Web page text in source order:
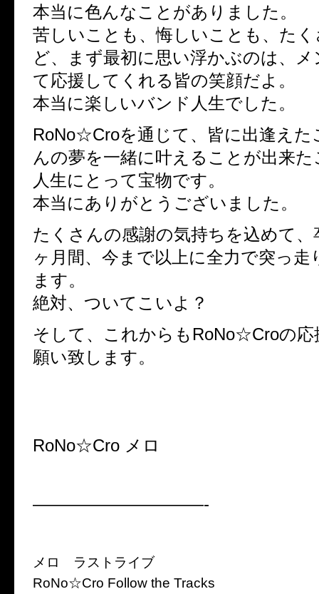
本当に色んなことがありました。
苦しいことも、悔しいことも、た
ど、まず最初に思い浮かぶのは、
て応援してくれる皆の笑顔だよ。
本当に楽しいバンド人生でした。
RoNo☆Croを通じて、皆に出逢えた
んの夢を一緒に叶えることが出来
人生にとって宝物です。
本当にありがとうございました。
たくさんの感謝の気持ちを込めて、
ヶ月間、今まで以上に全力で突っ走
ます。
絶対、ついてこいよ？
そして、これからもRoNo☆Croの応
願い致します。
RoNo☆Cro メロ
——————————-
メロ ラストライブ
RoNo☆Cro Follow the Tracks